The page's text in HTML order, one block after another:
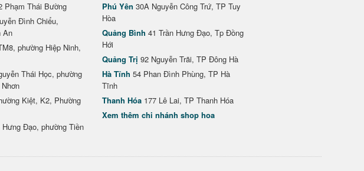
Phạm Thái Bường
Đình Chiểu,
An
phường Hiệp Ninh,
Thái Học, phường
Kiệt, K2, Phường
Hưng Đạo, phường Tiền
Phú Yên 30A Nguyễn Công Trứ, TP Tuy
Hòa
Quảng Bình 41 Trần Hưng Đạo, Tp Đồng
Hới
Quảng Trị 92 Nguyễn Trãi, TP Đông Hà
Hà Tĩnh 54 Phan Đình Phùng, TP Hà
Tĩnh
Thanh Hóa 177 Lê Lai, TP Thanh Hóa
Xem thêm chi nhánh shop hoa